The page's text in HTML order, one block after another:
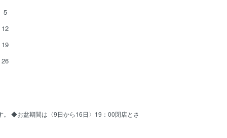
5
12
19
26
。 ◆お盆期間は〈9日から16日〉19：00閉店とさ